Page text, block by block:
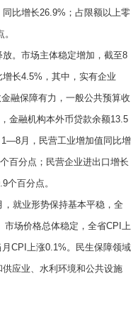
比增长26.9%；占限额以上零
。市场主体稳定增加，截至8
长4.5%，其中，实有企业
融保障有力，一般公共预算收
金融机构本外币贷款余额13.5
月，民营工业增加值同比增
百分点；民营企业进出口增长
个百分点。
就业形势保持基本平稳，全
市场价格总体稳定，全省CPI上
CPI上涨0.1%。民生保障领域
应业、水利环境和公共设施